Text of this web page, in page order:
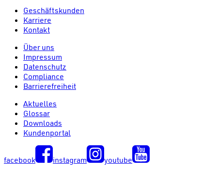
Geschäftskunden
Karriere
Kontakt
Über uns
Impressum
Datenschutz
Compliance
Barrierefreiheit
Aktuelles
Glossar
Downloads
Kundenportal
facebook instagram youtube